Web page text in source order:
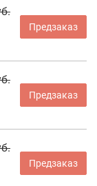
Предзаказ
Предзаказ
Предзаказ